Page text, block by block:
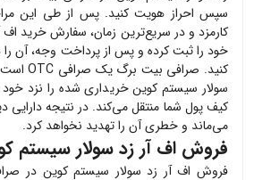
سپس احراز هویت کنید. پس از طی این
کارمزد و در سریع‌ترین زمان، سفارش خرید اف
خود را ثبت کرده و پس از پرداخت وجه، آن
کنید. صرافی بیت برگ یک صرافی OTC است، یعنی هیچ گاه
سولار سیستم کوین خریداری شده را نزد
کیف پول شما منتقل می‌کند. در نتیجه دارایی
می‌ماند و خطری آن را تهدید نخواهد کرد.
فروش اف آر زد سولار سیستم
فروش اف آر زد سولار سیستم کوین در